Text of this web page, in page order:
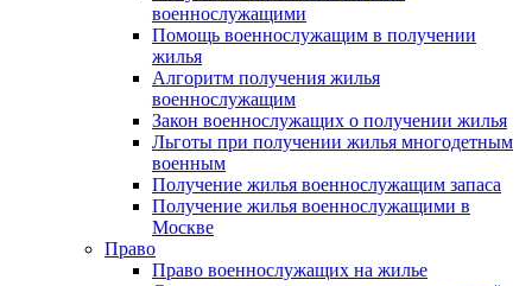
военнослужащими
Помощь военнослужащим в получении
жилья
Алгоритм получения жилья
военнослужащим
Закон военнослужащих о получении жилья
Льготы при получении жилья многодетным
военным
Получение жилья военнослужащим запаса
Получение жилья военнослужащими в
Москве
Право
Право военнослужащих на жилье